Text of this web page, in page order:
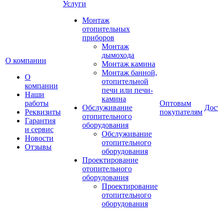
О компании
О
компании
Наши
работы
Реквизиты
Гарантия
и сервис
Новости
Отзывы
Услуги
Монтаж
отопительных
приборов
Монтаж
дымохода
Монтаж камина
Монтаж банной,
отопительной
печи или печи-
камина
Обслуживание
отопительного
оборудования
Обслуживание
отопительного
оборудования
Проектирование
отопительного
оборудования
Проектирование
отопительного
оборудования
Оптовым
покупателям